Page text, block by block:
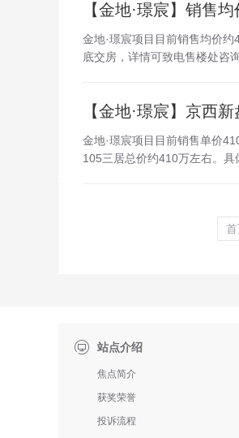
【金地·璟宸】销售
金地·璟宸项目目前销售均价
底交房，详情可致电售楼处咨询
【金地·璟宸】京西
金地·璟宸项目目前销售单价
105三居总价约410万左右。具
站点介绍
焦点简介
获奖荣誉
投诉流程